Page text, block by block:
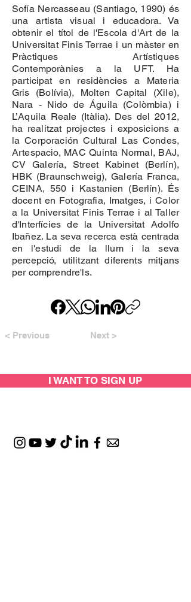
Sofía Nercasseau (Santiago, 1990) és
una artista visual i educadora. Va
obtenir el títol de l'Escola d'Art de la
Universitat Finis Terrae i un màster en
Pràctiques Artístiques
Contemporànies a la UFT. Ha
participat en residències a Materia
Gris (Bolívia), Molten Capital (Xile),
Nara - Nido de Águila (Colòmbia) i
L’Aquila Reale (Itàlia). Des del 2012,
ha realitzat projectes i exposicions a
la Corporación Cultural Las Condes,
Artespacio, MAC Quinta Normal, BAJ,
CV Galería, Street Kabinet (Berlín),
HBK (Braunschweig), Galería Franca,
CEINA, 550 i Kastanien (Berlín). És
docent en Fotografia, Imatges, i Color
a la Universitat Finis Terrae i al Taller
d'Interfícies de la Universitat Adolfo
Ibañez. La seva recerca està centrada
en l'estudi de la llum i la seva
percepció, utilitzant diferents mitjans
per comprendre'ls.
< Previous Next >
I WANT TO SIGN UP